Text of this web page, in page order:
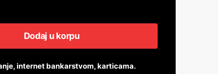
Dodaj u korpu
internet bankarstvom, karticama.